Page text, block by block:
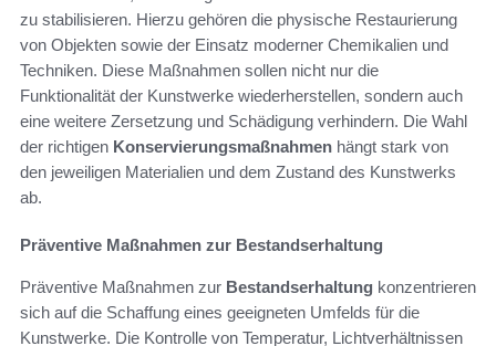
zu stabilisieren. Hierzu gehören die physische Restaurierung
von Objekten sowie der Einsatz moderner Chemikalien und
Techniken. Diese Maßnahmen sollen nicht nur die
Funktionalität der Kunstwerke wiederherstellen, sondern auch
eine weitere Zersetzung und Schädigung verhindern. Die Wahl
der richtigen Konservierungsmaßnahmen hängt stark von
den jeweiligen Materialien und dem Zustand des Kunstwerks
ab.
Präventive Maßnahmen zur Bestandserhaltung
Präventive Maßnahmen zur Bestandserhaltung konzentrieren
sich auf die Schaffung eines geeigneten Umfelds für die
Kunstwerke. Die Kontrolle von Temperatur, Lichtverhältnissen